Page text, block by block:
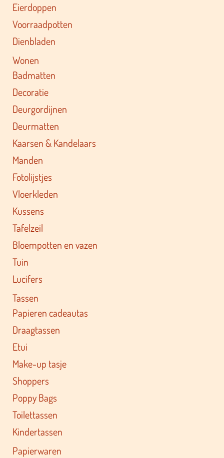
Eierdoppen
Voorraadpotten
Dienbladen
Wonen
Badmatten
Decoratie
Deurgordijnen
Deurmatten
Kaarsen & Kandelaars
Manden
Fotolijstjes
Vloerkleden
Kussens
Tafelzeil
Bloempotten en vazen
Tuin
Lucifers
Tassen
Papieren cadeautas
Draagtassen
Etui
Make-up tasje
Shoppers
Poppy Bags
Toilettassen
Kindertassen
Papierwaren